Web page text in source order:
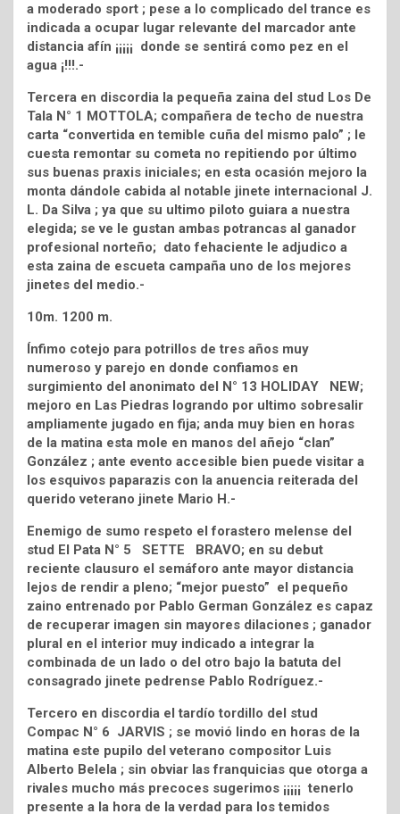
a moderado sport ; pese a lo complicado del trance es
indicada a ocupar lugar relevante del marcador ante
distancia afín ¡¡¡¡¡ donde se sentirá como pez en el
agua ¡!!!.-
Tercera en discordia la pequeña zaina del stud Los De
Tala N° 1 MOTTOLA; compañera de techo de nuestra
carta “convertida en temible cuña del mismo palo” ; le
cuesta remontar su cometa no repitiendo por último
sus buenas praxis iniciales; en esta ocasión mejoro la
monta dándole cabida al notable jinete internacional J.
L. Da Silva ; ya que su ultimo piloto guiara a nuestra
elegida; se ve le gustan ambas potrancas al ganador
profesional norteño; dato fehaciente le adjudico a
esta zaina de escueta campaña uno de los mejores
jinetes del medio.-
10m. 1200 m.
Ínfimo cotejo para potrillos de tres años muy
numeroso y parejo en donde confiamos en
surgimiento del anonimato del N° 13 HOLIDAY NEW;
mejoro en Las Piedras logrando por ultimo sobresalir
ampliamente jugado en fija; anda muy bien en horas
de la matina esta mole en manos del añejo “clan”
González ; ante evento accesible bien puede visitar a
los esquivos paparazis con la anuencia reiterada del
querido veterano jinete Mario H.-
Enemigo de sumo respeto el forastero melense del
stud El Pata N° 5 SETTE BRAVO; en su debut
reciente clausuro el semáforo ante mayor distancia
lejos de rendir a pleno; “mejor puesto” el pequeño
zaino entrenado por Pablo German González es capaz
de recuperar imagen sin mayores dilaciones ; ganador
plural en el interior muy indicado a integrar la
combinada de un lado o del otro bajo la batuta del
consagrado jinete pedrense Pablo Rodríguez.-
Tercero en discordia el tardío tordillo del stud
Compac N° 6 JARVIS ; se movió lindo en horas de la
matina este pupilo del veterano compositor Luis
Alberto Belela ; sin obviar las franquicias que otorga a
rivales mucho más precoces sugerimos ¡¡¡¡¡ tenerlo
presente a la hora de la verdad para los temidos